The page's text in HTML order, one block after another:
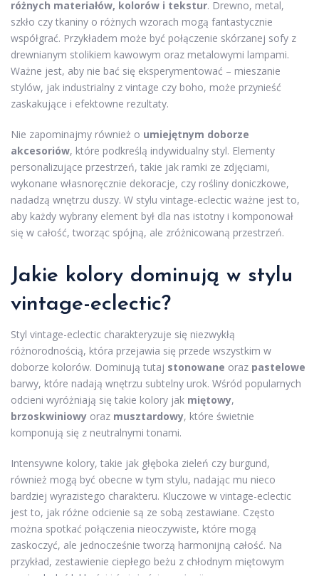
różnych materiałów, kolorów i tekstur. Drewno, metal,
szkło czy tkaniny o różnych wzorach mogą fantastycznie
współgrać. Przykładem może być połączenie skórzanej sofy z
drewnianym stolikiem kawowym oraz metalowymi lampami.
Ważne jest, aby nie bać się eksperymentować – mieszanie
stylów, jak industrialny z vintage czy boho, może przynieść
zaskakujące i efektowne rezultaty.
Nie zapominajmy również o umiejętnym doborze
akcesoriów, które podkreślą indywidualny styl. Elementy
personalizujące przestrzeń, takie jak ramki ze zdjęciami,
wykonane własnoręcznie dekoracje, czy rośliny doniczkowe,
nadadzą wnętrzu duszy. W stylu vintage-eclectic ważne jest to,
aby każdy wybrany element był dla nas istotny i komponował
się w całość, tworząc spójną, ale zróżnicowaną przestrzeń.
Jakie kolory dominują w stylu
vintage-eclectic?
Styl vintage-eclectic charakteryzuje się niezwykłą
różnorodnością, która przejawia się przede wszystkim w
doborze kolorów. Dominują tutaj stonowane oraz pastelowe
barwy, które nadają wnętrzu subtelny urok. Wśród popularnych
odcieni wyróżniają się takie kolory jak miętowy,
brzoskwiniowy oraz musztardowy, które świetnie
komponują się z neutralnymi tonami.
Intensywne kolory, takie jak głęboka zieleń czy burgund,
również mogą być obecne w tym stylu, nadając mu nieco
bardziej wyrazistego charakteru. Kluczowe w vintage-eclectic
jest to, jak różne odcienie są ze sobą zestawiane. Często
można spotkać połączenia nieoczywiste, które mogą
zaskoczyć, ale jednocześnie tworzą harmonijną całość. Na
przykład, zestawienie ciepłego beżu z chłodnym miętowym